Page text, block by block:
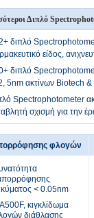
Διπλό
διπλό
είδος,
διπλό
5nm ακτίνων Biotech &
Spectrophotometer
σχισμή για την
φλογών
< 0.05nm
κιγκλίδωμα
διάθλασης